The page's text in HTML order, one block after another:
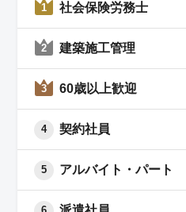
1 社会保険労務士
2 建築施工管理
3 60歳以上歓迎
4 契約社員
5 アルバイト・パート